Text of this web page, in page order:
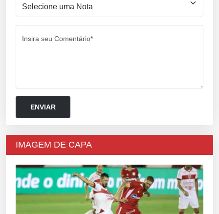
Insira seu Comentário*
IMAGEM DE CAPA